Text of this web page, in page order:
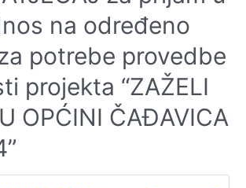
na određeno
potrebe provedbe
projekta “ZAŽELI
OPĆINI ČAĐAVICA